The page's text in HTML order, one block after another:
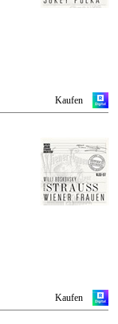
Kaufen
Kaufen